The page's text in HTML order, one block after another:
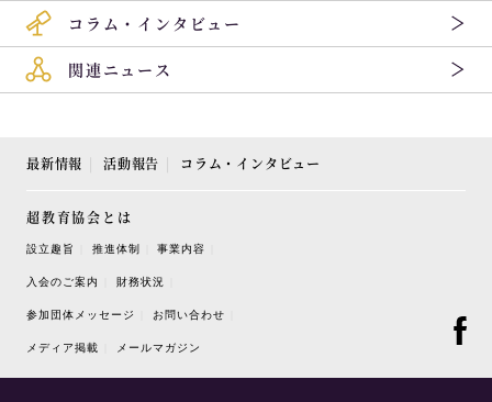
コラム・インタビュー
関連ニュース
最新情報 活動報告 コラム・インタビュー
超教育協会とは
設立趣旨 推進体制 事業内容
入会のご案内 財務状況
参加団体メッセージ お問い合わせ
メディア掲載 メールマガジン